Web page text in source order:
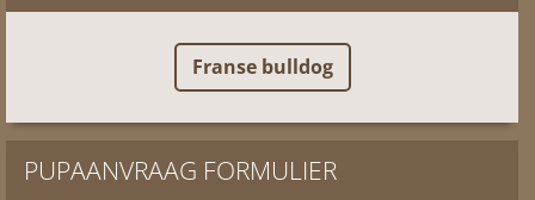
Franse bulldog
PUPAANVRAAG FORMULIER